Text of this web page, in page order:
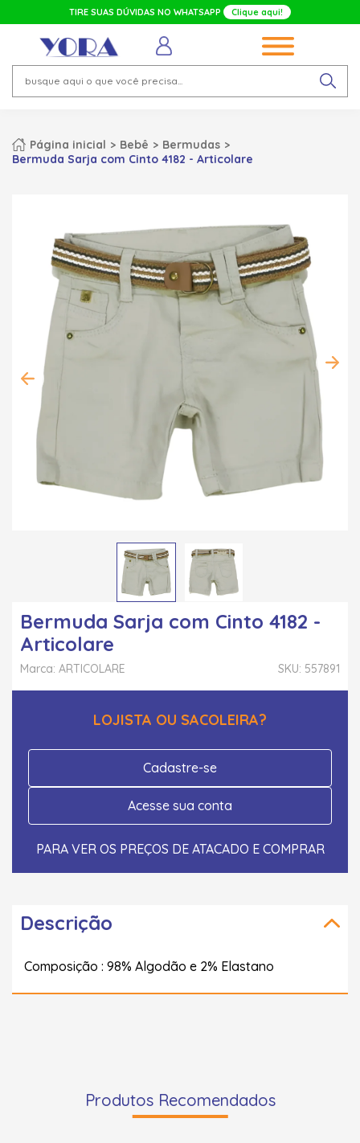
TIRE SUAS DÚVIDAS NO WHATSAPP Clique aqui!
Página inicial Bebê
Bermudas
Bermuda Sarja com Cinto 4182 - Articolare
Bermuda Sarja com Cinto 4182 -
Articolare
SKU: 557891
Marca: ARTICOLARE
LOJISTA OU SACOLEIRA?
Cadastre-se
Acesse sua conta
PARA VER OS PREÇOS DE ATACADO E COMPRAR
Descrição
Composição : 98% Algodão e 2% Elastano
Produtos Recomendados